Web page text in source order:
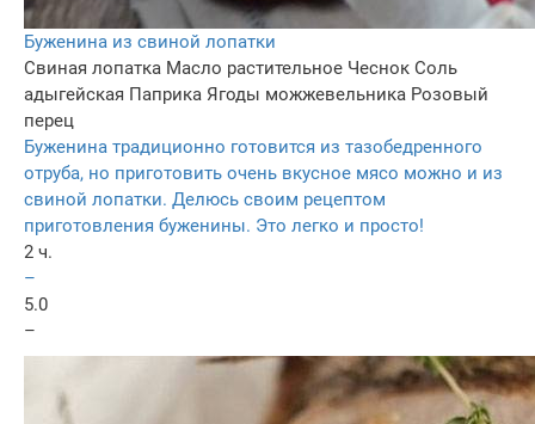
Буженина из свиной лопатки
Свиная лопатка Масло растительное Чеснок Соль
адыгейская Паприка Ягоды можжевельника Розовый
перец
Буженина традиционно готовится из тазобедренного
отруба, но приготовить очень вкусное мясо можно и из
свиной лопатки. Делюсь своим рецептом
приготовления буженины. Это легко и просто!
2 ч.
–
5.0
–